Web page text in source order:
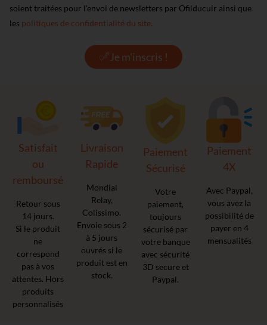
soient traitées pour l'envoi de newsletters par Ofilducuir ainsi que
les politiques de confidentialité du site.
Je m'inscris !
Satisfait
ou
remboursé
Retour sous
14 jours.
Si le produit
ne
correspond
pas à vos
attentes. Hors
produits
personnalisés
Livraison
Rapide
Mondial
Relay,
Colissimo.
Envoie sous 2
à 5 jours
ouvrés si le
produit est en
stock.
Paiement
Sécurisé
Votre
paiement,
toujours
sécurisé par
votre banque
avec sécurité
3D secure et
Paypal.
Paiement
4X
Avec Paypal,
vous avez la
possibilité de
payer en 4
mensualités